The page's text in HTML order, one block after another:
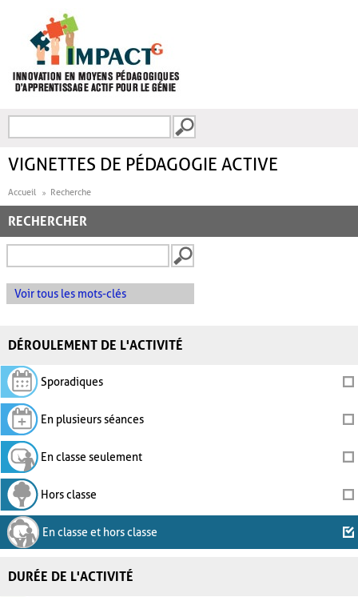
FORMULAIRE DE
VIGNETTES DE PÉDAGOGIE ACTIVE
Accueil Recherche
RECHERCHER
Voir tous les mots-clés
DÉROULEMENT DE L'ACTIVITÉ
Sporadiques
En plusieurs séances
En classe seulement
Hors classe
En classe et hors classe
DURÉE DE L'ACTIVITÉ